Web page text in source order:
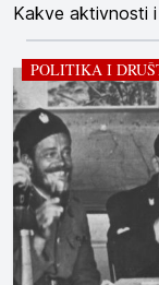
Kakve aktivnosti
POLITIKA I